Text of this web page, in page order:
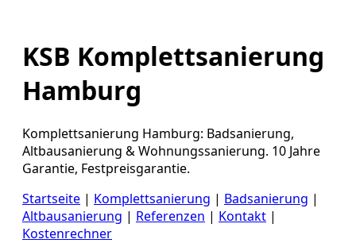
KSB Komplettsanierung
Hamburg
Komplettsanierung Hamburg: Badsanierung,
Altbausanierung & Wohnungssanierung. 10 Jahre
Garantie, Festpreisgarantie.
Startseite | Komplettsanierung | Badsanierung |
Altbausanierung | Referenzen | Kontakt |
Kostenrechner